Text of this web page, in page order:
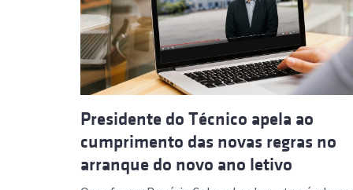
Presidente do Técnico apela ao
cumprimento das novas regras no
arranque do novo ano letivo